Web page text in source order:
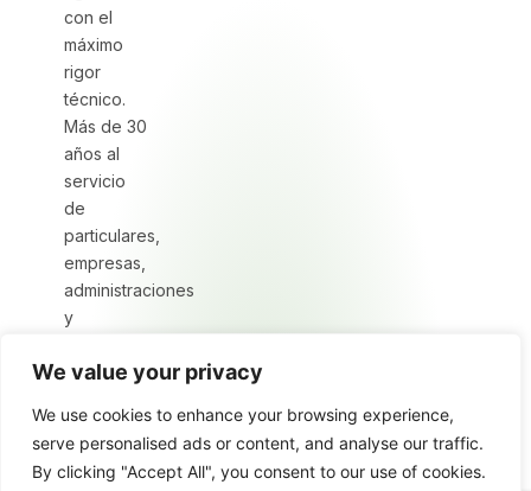
We value your privacy
We use cookies to enhance your browsing experience,
serve personalised ads or content, and analyse our traffic.
By clicking "Accept All", you consent to our use of cookies.
con el
máximo
rigor
técnico.
Más de 30
años al
servicio
de
particulares,
empresas,
administraciones
y
jurídicos.
© 2026 AD Agrónomos · Ingeniería agronómica en Valencia
Aviso legal
PrivacidadCookies